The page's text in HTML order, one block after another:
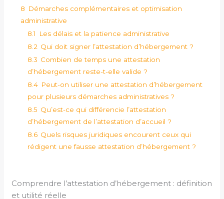
8 Démarches complémentaires et optimisation
administrative
8.1
Les délais et la patience administrative
8.2 Qui doit signer l’attestation d’hébergement ?
8.3 Combien de temps une attestation
d’hébergement reste-t-elle valide ?
8.4 Peut-on utiliser une attestation d’hébergement
pour plusieurs démarches administratives ?
8.5 Qu’est-ce qui différencie l’attestation
d’hébergement de l’attestation d’accueil ?
8.6 Quels risques juridiques encourent ceux qui
rédigent une fausse attestation d’hébergement ?
Comprendre l’attestation d’hébergement : définition
et utilité réelle